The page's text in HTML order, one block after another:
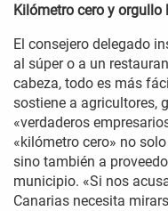
Kilómetro cero y orgullo
El consejero delegado
al súper o a un
cabeza, todo es más
sostiene a agricultores,
«verdaderos
«kilómetro cero» no
sino también a
municipio. «Si nos
Canarias necesita